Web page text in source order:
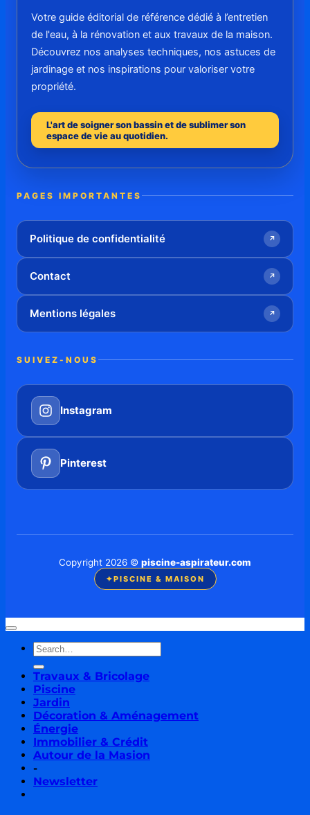
Votre guide éditorial de référence dédié à l’entretien
de l'eau, à la rénovation et aux travaux de la maison.
Découvrez nos analyses techniques, nos astuces de
jardinage et nos inspirations pour valoriser votre
propriété.
L'art de soigner son bassin et de sublimer son
espace de vie au quotidien.
PAGES IMPORTANTES
Politique de confidentialité ↗
Contact ↗
Mentions légales ↗
SUIVEZ-NOUS
Instagram
Pinterest
Copyright 2026 © piscine-aspirateur.com
✦PISCINE & MAISON
Travaux & Bricolage
Piscine
Jardin
Décoration & Aménagement
Énergie
Immobilier & Crédit
Autour de la Masion
-
Newsletter